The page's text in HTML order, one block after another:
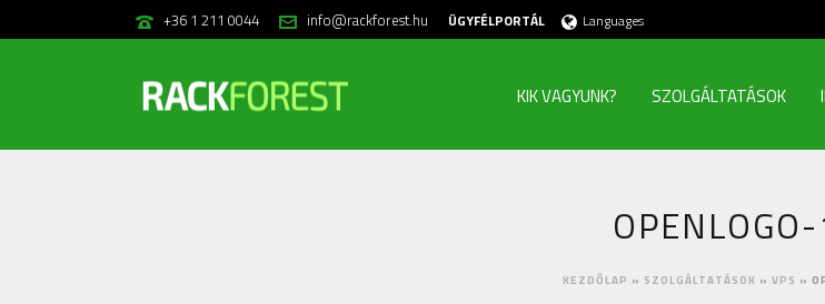
+36 1 211 0044 info@rackforest.hu ÜGYFÉLPORTÁL Languages
KIK VAGYUNK? SZOLGÁLTATÁSOK
KEZDŐLAP » SZOLGÁLTATÁSOK » VPS »